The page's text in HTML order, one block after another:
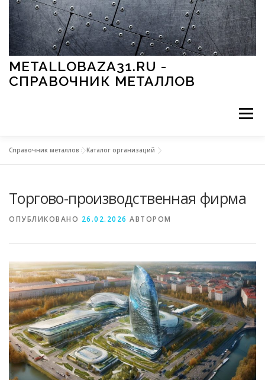
Перейти к содержимому
METALLOBAZA31.RU -
СПРАВОЧНИК МЕТАЛЛОВ
Меню
МЕТАЛЛЫ И ОКРУЖАЮЩАЯ СРЕДА
СВОЙСТВА МЕТАЛЛОВ СОРТА МЕТАЛЛОВ
СТАТЬИ
Справочник металлов »Каталог организаций
Торгово-производственная фирма
ОПУБЛИКОВАНО 26.02.2026 АВТОРОМ